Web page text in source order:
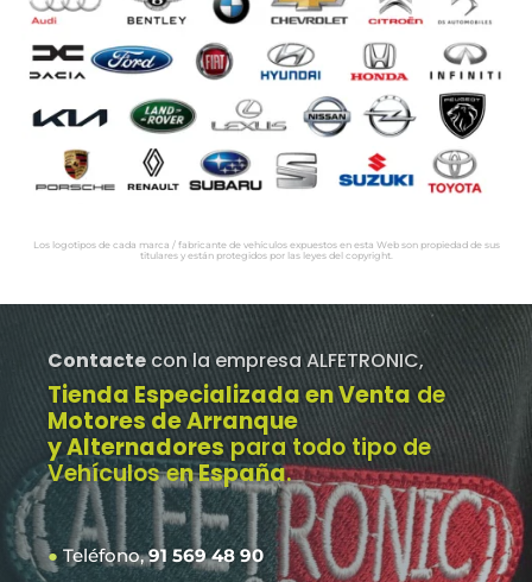
Los logotipos de cada marca / fabricante de vehículos expuestos en esta Web son propiedad de sus
titulares y están protegidos por las leyes del copyright.
Contacte con la empresa ALFETRONIC,
Tienda Especializada en Venta de
Motores de Arranque
y Alternadores para todo tipo de
Vehículos en España.
●Teléfono,91 569 48 90